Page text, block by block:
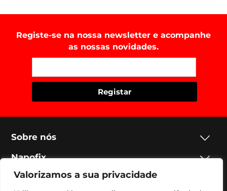
Valorizamos a sua privacidade
Registe-se na nossa newsletter e acompanhe
as nossas novidades.
Sobre nós
Napofix
Contactos